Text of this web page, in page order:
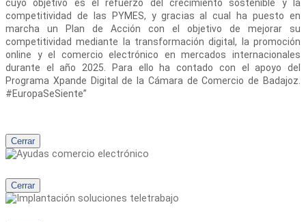
cuyo objetivo es el refuerzo del crecimiento sostenible y la
competitividad de las PYMES, y gracias al cual ha puesto en
marcha un Plan de Acción con el objetivo de mejorar su
competitividad mediante la transformación digital, la promoción
online y el comercio electrónico en mercados internacionales
durante el año 2025. Para ello ha contado con el apoyo del
Programa Xpande Digital de la Cámara de Comercio de Badajoz.
#EuropaSeSiente”
Cerrar
Cerrar